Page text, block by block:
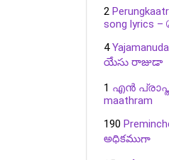
2
song lyrics –
4
యేసు రాజుడా
1 എൻ
maathram
190
అధికముగా